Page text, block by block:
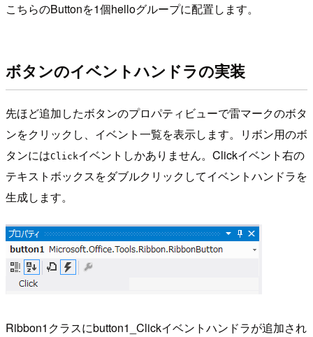
こちらのButtonを1個helloグループに配置します。
ボタンのイベントハンドラの実装
先ほど追加したボタンのプロパティビューで雷マークのボタ
ンをクリックし、イベント一覧を表示します。リボン用のボ
タンにはClickイベントしかありません。Clickイベント右の
テキストボックスをダブルクリックしてイベントハンドラを
生成します。
Ribbon1クラスにbutton1_Clickイベントハンドラが追加され